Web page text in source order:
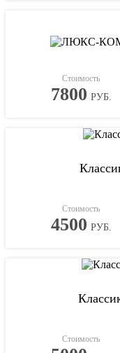
Стоимость
7800 РУБ.
Стоимость
4500 РУБ.
Стоимость